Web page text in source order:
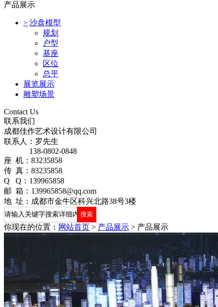
产品展示
> 沙盘模型
规划
户型
基座
区位
总平
展览展示
雕塑场景
Contact Us
联系我们
成都佳作艺术设计有限公司
联系人：罗先生
138-0802-0848
座 机：83235858
传 真：83235858
Q Q：139965858
邮 箱：139965858@qq.com
地 址：成都市金牛区科兴北路38号3楼
你现在的位置： 网站首页 > 产品展示 > 产品展示